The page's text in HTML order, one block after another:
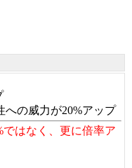
への威力が20%アップ
はなく、更に倍率ア